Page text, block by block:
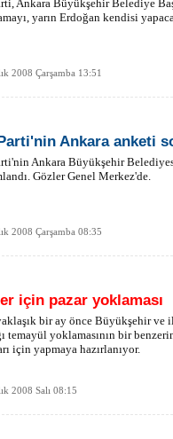
Ankara Büyükşehir Belediye
yarın Erdoğan kendisi
2008 Çarşamba 13:51
Ankara anketi
Ankara Büyükşehir
Gözler Genel Merkez'de.
2008 Çarşamba 08:35
için pazar yoklaması
bir ay önce Büyükşehir ve
temayül yoklamasının bir
için yapmaya hazırlanıyor.
2008 Salı 08:15